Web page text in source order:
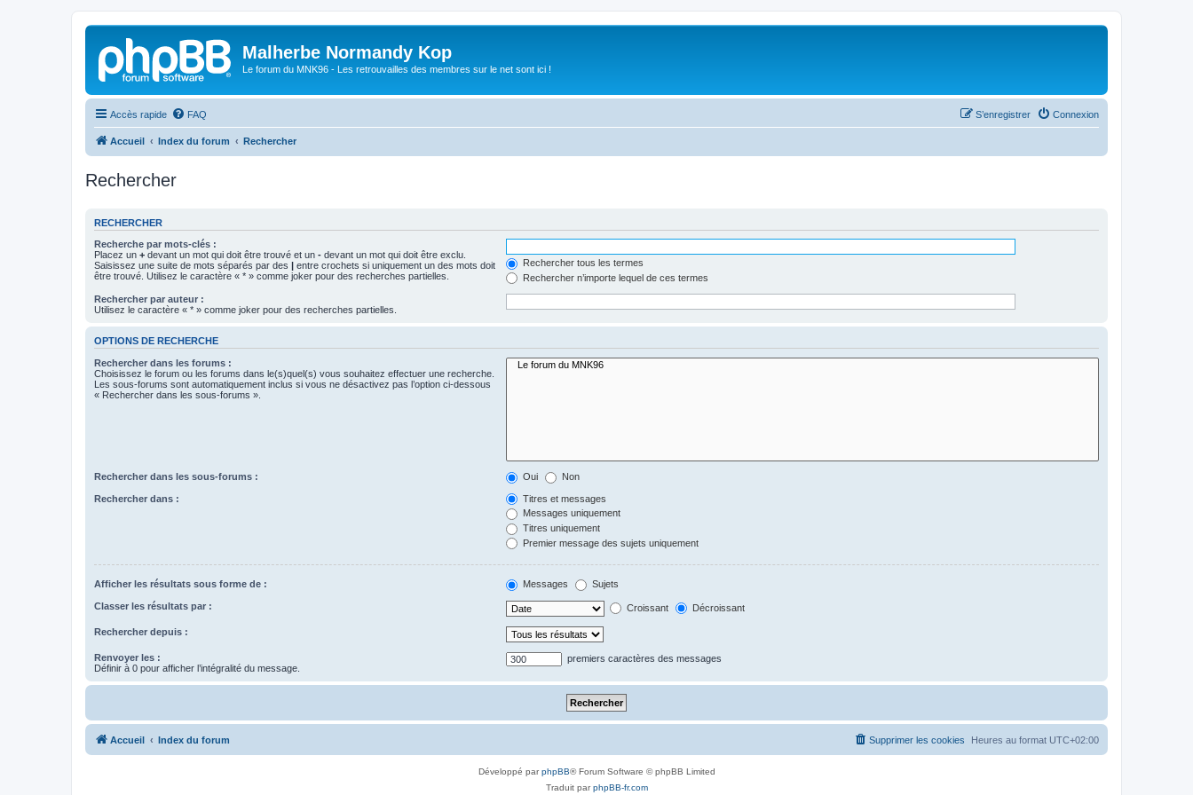
Malherbe Normandy Kop
Le forum du MNK96 - Les retrouvailles des membres sur le net sont ici !
Accès rapide FAQ Connexion
S’enregistrer
Accueil Index du forum Rechercher
Rechercher
RECHERCHER
Recherche par mots-clés :
Placez un + devant un mot qui doit être trouvé et un - devant un mot qui doit être exclu.
Saisissez une suite de mots séparés par des | entre crochets si uniquement un des mots doit
être trouvé. Utilisez le caractère « * » comme joker pour des recherches partielles.
Rechercher tous les termes
Rechercher n’importe lequel de ces termes
Rechercher par auteur :
Utilisez le caractère « * » comme joker pour des recherches partielles.
OPTIONS DE RECHERCHE
Rechercher dans les forums :
Choisissez le forum ou les forums dans le(s)quel(s) vous souhaitez effectuer une recherche.
Les sous-forums sont automatiquement inclus si vous ne désactivez pas l’option ci-dessous
« Rechercher dans les sous-forums ».
Rechercher dans les sous-forums : Oui Non
Rechercher dans :
Titres et messages
Messages uniquement
Titres uniquement
Premier message des sujets uniquement
Afficher les résultats sous forme de : Messages Sujets
Classer les résultats par : Croissant Décroissant
Rechercher depuis :
Renvoyer les :
Définir à 0 pour afficher l’intégralité du message.
premiers caractères des messages
Accueil Index du forum Heures au format UTC+02:00
Supprimer les cookies
Développé parphpBB® Forum Software © phpBB Limited
Traduit parphpBB-fr.com